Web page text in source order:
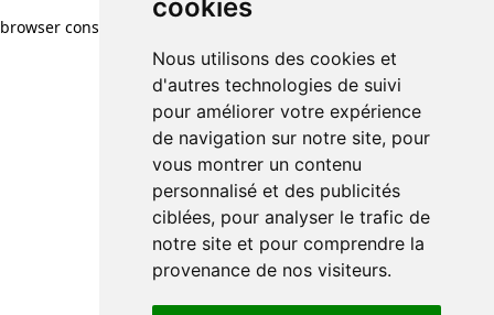
cookies
Nous utilisons des cookies et
d'autres technologies de suivi
pour améliorer votre expérience
de navigation sur notre site, pour
vous montrer un contenu
personnalisé et des publicités
ciblées, pour analyser le trafic de
notre site et pour comprendre la
provenance de nos visiteurs.
browser console for more information)